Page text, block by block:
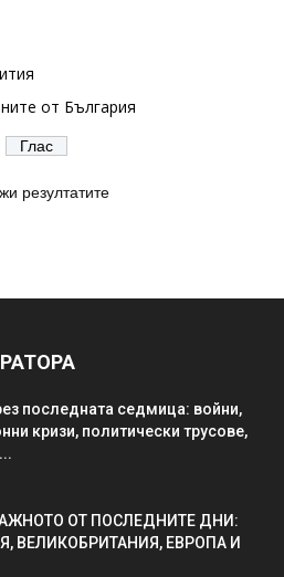
от България
резултатите
последната седмица: войни,
кризи, политически трусове,
ОТ ПОСЛЕДНИТЕ ДНИ:
ВЕЛИКОБРИТАНИЯ, ЕВРОПА И